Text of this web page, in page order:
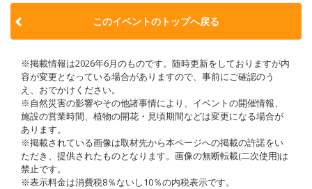
このイベントのトップへ戻る
※掲載情報は2026年6月のものです。随時更新をしておりますが内
容が変更となっている場合がありますので、事前にご確認のう
え、おでかけください。
※自然災害の影響やその他諸事情により、イベントの開催情報、
施設の営業時間、植物の開花・見頃期間などは変更になる場合が
あります。
※掲載されている画像は取材先から本ページへの掲載の許諾をい
ただき、提供されたものとなります。画像の無断転載(二次使用)は
禁止です。
※表示料金は消費税8％ないし10％の内税表示です。